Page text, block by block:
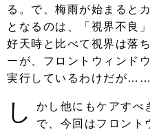
イベント告知
る。で、梅雨が始まると
となるのは、「視界不良
好天時と比べて視界は落
ーが、フロントウィンド
実行しているわけだが……
し
かし他にもケアすべ
で、今回はフロント